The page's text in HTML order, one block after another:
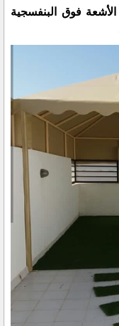
فوق البنفسجية